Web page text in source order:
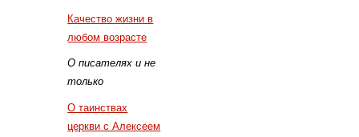
Качество жизни в
любом возрасте
О писателях и не
только
О таинствах
церкви с Алексеем